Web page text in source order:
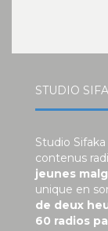
STUDIO
Studio
contenus
jeunes
unique en
de deux
60 radios